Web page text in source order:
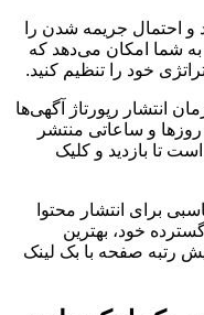
احتمال جریمه شدن را
شما امکان می‌دهد که
خود را تنظیم کنید.
انتشار رپورتاژ آگهی‌ها
و ساعاتی منتشر
تا بازدید و کلیک
برای انتشار محتوا
خود، بهترین
رتبه صفحه با بک لینک